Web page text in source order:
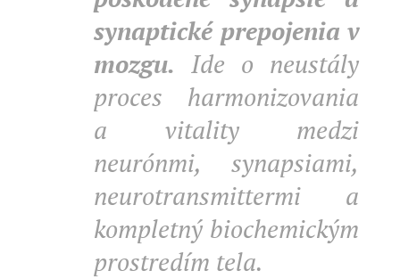
synaptické prepojenia v
mozgu. Ide o neustály
proces harmonizovania
a vitality medzi
neurónmi, synapsiami,
neurotransmittermi a
kompletný biochemickým
prostredím tela.